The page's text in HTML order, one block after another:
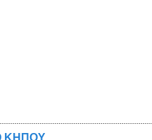
ΚΗΠΟΥ